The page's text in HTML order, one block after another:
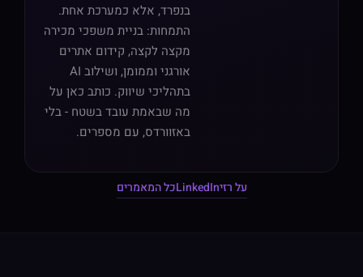
בנפרד, אלא כמערכת אחת.
התמחות: בניית משפכי מכירה
מקצה לקצה, קידום אתרים
אורגני וממומן, ושילוב AI
בתהליכי שיווק. כותב כאן על
מה שבאמת עובד בשטח - בלי
באזוורדס, עם מספרים.
על רזיLinkedInכל המאמרים